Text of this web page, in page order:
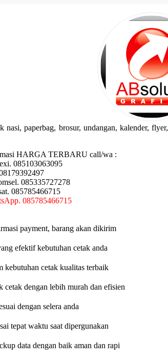
nasi, paperbag, brosur, undangan, kalender,
HARGA TERBARU call/wa :
085103063095
085335727278
085785466715
085785466715
payment, barang akan dikirim
efektif kebutuhan cetak anda
kebutuhan cetak kualitas terbaik
dengan lebih murah dan efisien
dengan selera anda
tepat waktu saat dipergunakan
data dengan baik aman dan rapi